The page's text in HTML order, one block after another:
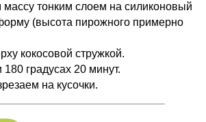
тонким слоем на силиконовый
(высота пирожного примерно
кокосовой стружкой.
градусах 20 минут.
на кусочки.